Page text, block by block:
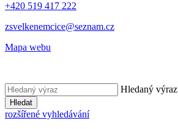
+420 519 417 222
zsvelkenemcice@seznam.cz
Mapa webu
Hledaný výraz
Hledat
rozšířené vyhledávání